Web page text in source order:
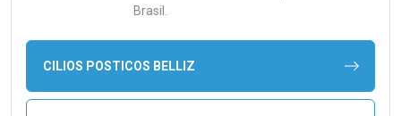
Brasil.
CILIOS POSTICOS BELLIZ